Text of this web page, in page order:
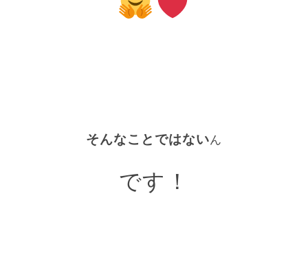
そんなことではないん
です！